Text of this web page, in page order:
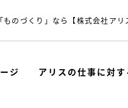
のづくり」なら【株式会社ア
ジ アリスの仕事に対す